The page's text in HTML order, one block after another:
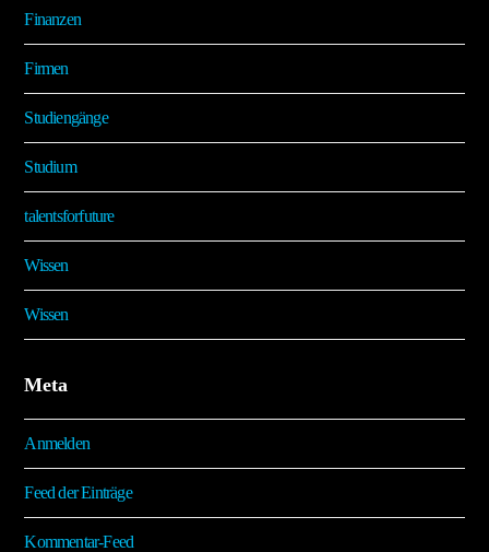
Finanzen
Firmen
Studiengänge
Studium
talentsforfuture
Wissen
Wissen
Meta
Anmelden
Feed der Einträge
Kommentar-Feed